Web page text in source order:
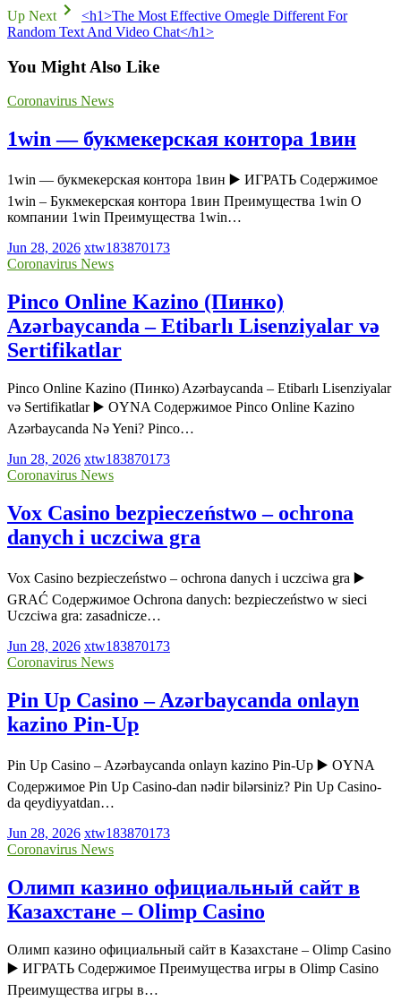
Up Next
<h1>The Most Effective Omegle Different For
Random Text And Video Chat</h1>
You Might Also Like
Coronavirus News
1win — букмекерская контора 1вин
1win — букмекерская контора 1вин ▶️ ИГРАТЬ Содержимое
1win – Букмекерская контора 1вин Преимущества 1win О
компании 1win Преимущества 1win…
Jun 28, 2026 xtw183870173
Coronavirus News
Pinco Online Kazino (Пинко)
Azərbaycanda – Etibarlı Lisenziyalar və
Sertifikatlar
Pinco Online Kazino (Пинко) Azərbaycanda – Etibarlı Lisenziyalar
və Sertifikatlar ▶️ OYNA Содержимое Pinco Online Kazino
Azərbaycanda Nə Yeni? Pinco…
Jun 28, 2026 xtw183870173
Coronavirus News
Vox Casino bezpieczeństwo – ochrona
danych i uczciwa gra
Vox Casino bezpieczeństwo – ochrona danych i uczciwa gra ▶️
GRAĆ Содержимое Ochrona danych: bezpieczeństwo w sieci
Uczciwa gra: zasadnicze…
Jun 28, 2026 xtw183870173
Coronavirus News
Pin Up Casino – Azərbaycanda onlayn
kazino Pin-Up
Pin Up Casino – Azərbaycanda onlayn kazino Pin-Up ▶️ OYNA
Содержимое Pin Up Casino-dan nədir bilərsiniz? Pin Up Casino-
da qeydiyyatdan…
Jun 28, 2026 xtw183870173
Coronavirus News
Олимп казино официальный сайт в
Казахстане – Olimp Casino
Олимп казино официальный сайт в Казахстане – Olimp Casino
▶️ ИГРАТЬ Содержимое Преимущества игры в Olimp Casino
Преимущества игры в…